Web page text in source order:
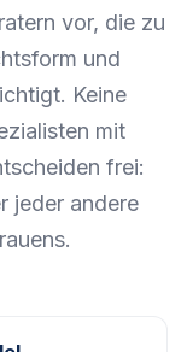
vor, die zu
und
Keine
mit
frei:
jeder andere